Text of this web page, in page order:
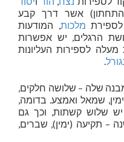
אשר דרך קבע
מלכות, המודעות
הרגלים, יש אפשרות
מעלה לספירות העליונות
גורל.
שלה – שלושה חלקים,
שמאל ואמצע. בדומה,
יש שלוש קשתות, וכך גם
– תקיעה (ימין), שברים,